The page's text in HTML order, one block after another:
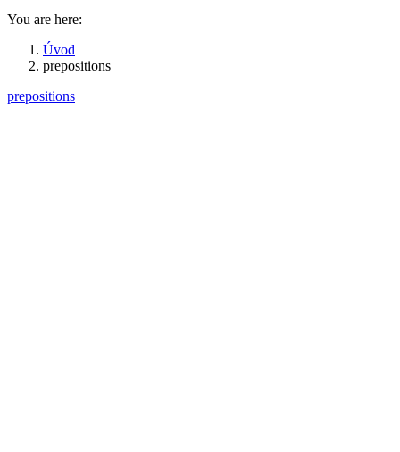
You are here:
Úvod
prepositions
prepositions